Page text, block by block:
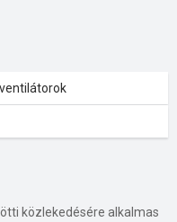
közlekedésére alkalmas